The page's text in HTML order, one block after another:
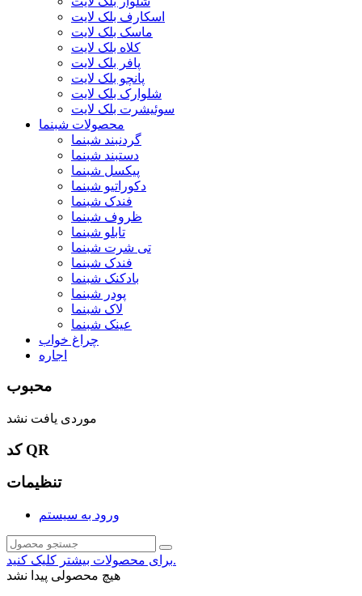
اسکارف بلک لایت
ماسک بلک لایت
کلاه بلک لایت
پافر بلک لایت
پانچو بلک لایت
شلوارک بلک لایت
سوئیشرت بلک لایت
محصولات شبنما
گردنبند شبنما
دستبند شبنما
پیکسل شبنما
دکوراتیو شبنما
فندک شبنما
ظروف شبنما
تابلو شبنما
تی شرت شبنما
فندک شبنما
بادکنک شبنما
پودر شبنما
لاک شبنما
عینک شبنما
چراغ خواب
اجاره
محبوب
موردی یافت نشد
کد QR
تنظیمات
ورود به سیستم
برای محصولات بیشتر کلیک کنید.
هیچ محصولی پیدا نشد